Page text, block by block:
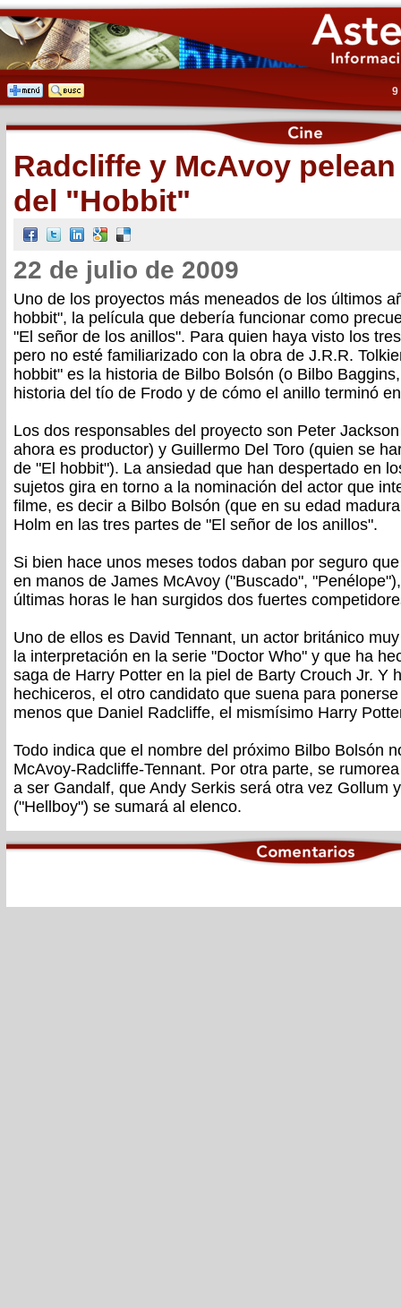
9
Radcliffe y McAvoy
del "Hobbit"
22 de julio de 2009
Uno de los proyectos más meneados de los últimos
hobbit", la película que debería funcionar como
"El señor de los anillos". Para quien haya visto los
pero no esté familiarizado con la obra de J.R.R.
hobbit" es la historia de Bilbo Bolsón (o Bilbo
historia del tío de Frodo y de cómo el anillo terminó
Los dos responsables del proyecto son Peter
ahora es productor) y Guillermo Del Toro (quien se
de "El hobbit"). La ansiedad que han despertado en
sujetos gira en torno a la nominación del actor que
filme, es decir a Bilbo Bolsón (que en su edad
Holm en las tres partes de "El señor de los anillos".
Si bien hace unos meses todos daban por seguro
en manos de James McAvoy ("Buscado",
últimas horas le han surgidos dos fuertes
Uno de ellos es David Tennant, un actor británico
la interpretación en la serie "Doctor Who" y que ha
saga de Harry Potter en la piel de Barty Crouch Jr. Y
hechiceros, el otro candidato que suena para
menos que Daniel Radcliffe, el mismísimo Harry
Todo indica que el nombre del próximo Bilbo Bolsón
McAvoy-Radcliffe-Tennant. Por otra parte, se
a ser Gandalf, que Andy Serkis será otra vez Gollum
("Hellboy") se sumará al elenco.